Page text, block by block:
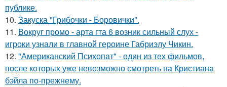
публике.
10. Закуска "Грибочки - Боровички".
11. Вокруг промо - арта гта 6 возник сильный слух -
игроки узнали в главной героине Габриэлу Чикин.
12. "Американский Психопат" - один из тех фильмов,
после которых уже невозможно смотреть на Кристиана
бэйла по-прежнему.